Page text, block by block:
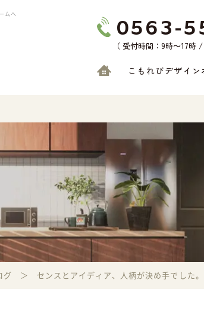
ムへ
0563-
（ 受付時間：9時〜17時
こもれびデザイ
グ センスとアイディア、人柄が決め手でした。